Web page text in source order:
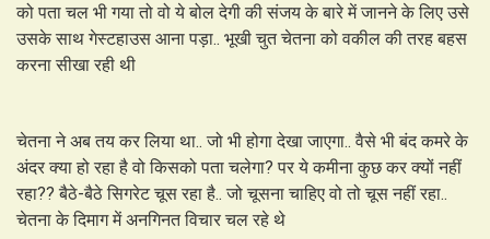
को पता चल भी गया तो वो ये बोल देगी की संजय के बारे में जानने के लिए उसे
उसके साथ गेस्टहाउस आना पड़ा.. भूखी चुत चेतना को वकील की तरह बहस
करना सीखा रही थी
चेतना ने अब तय कर लिया था.. जो भी होगा देखा जाएगा.. वैसे भी बंद कमरे के
अंदर क्या हो रहा है वो किसको पता चलेगा? पर ये कमीना कुछ कर क्यों नहीं
रहा?? बैठे-बैठे सिगरेट चूस रहा है.. जो चूसना चाहिए वो तो चूस नहीं रहा..
चेतना के दिमाग में अनगिनत विचार चल रहे थे